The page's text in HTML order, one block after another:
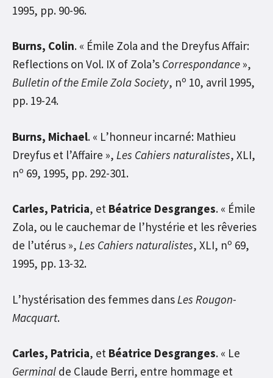
1995, pp. 90-96.
Burns, Colin. « Émile Zola and the Dreyfus Affair:
Reflections on Vol. IX of Zola’s Correspondance »,
Bulletin of the Emile Zola Society, no 10, avril 1995,
pp. 19-24.
Burns, Michael. « L’honneur incarné: Mathieu
Dreyfus et l’Affaire », Les Cahiers naturalistes, XLI,
no 69, 1995, pp. 292-301.
Carles, Patricia, et Béatrice Desgranges. « Émile
Zola, ou le cauchemar de l’hystérie et les rêveries
de l’utérus », Les Cahiers naturalistes, XLI, no 69,
1995, pp. 13-32.
L’hystérisation des femmes dans Les Rougon-
Macquart.
Carles, Patricia, et Béatrice Desgranges. « Le
Germinal de Claude Berri, entre hommage et